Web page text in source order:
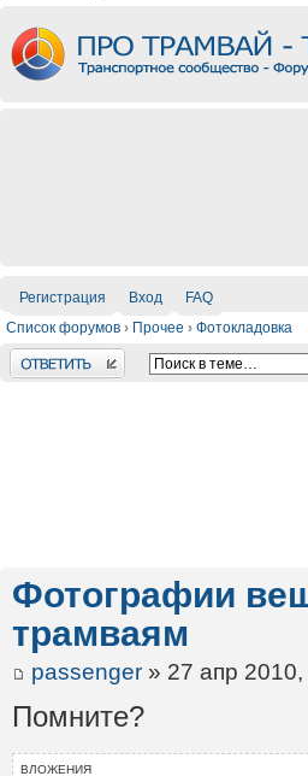
Регистрация Вход
FAQ
Список форумов › Прочее › Фотокладовка
Ответить
Фотографии
трамваям
passenger » 27 апр
Помните?
ВЛОЖЕНИЯ